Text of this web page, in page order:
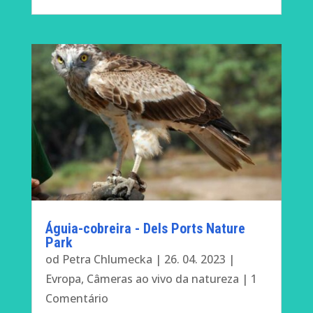
Águia-cobreira - Dels Ports Nature
Park
od Petra Chlumecka | 26. 04. 2023 |
Evropa, Câmeras ao vivo da natureza | 1
Comentário